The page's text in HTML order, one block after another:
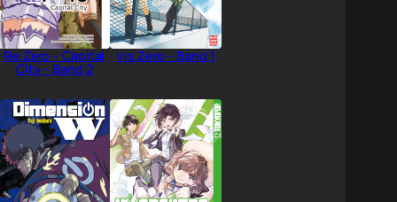
Re:Zero – Capital
City – Band 2
Iris Zero – Band 1